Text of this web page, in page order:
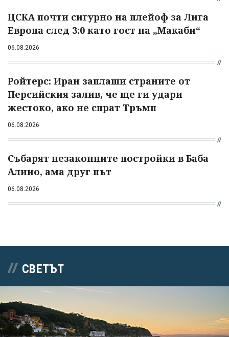
ЦСКА почти сигурно на плейоф за Лига
Европа след 3:0 като гост на „Макаби“
06.08.2026
Ройтерс: Иран заплаши страните от
Персийския залив, че ще ги удари
жестоко, ако не спрат Тръмп
06.08.2026
Събарят незаконните постройки в Баба
Алино, ама друг път
06.08.2026
СВЕТЪТ